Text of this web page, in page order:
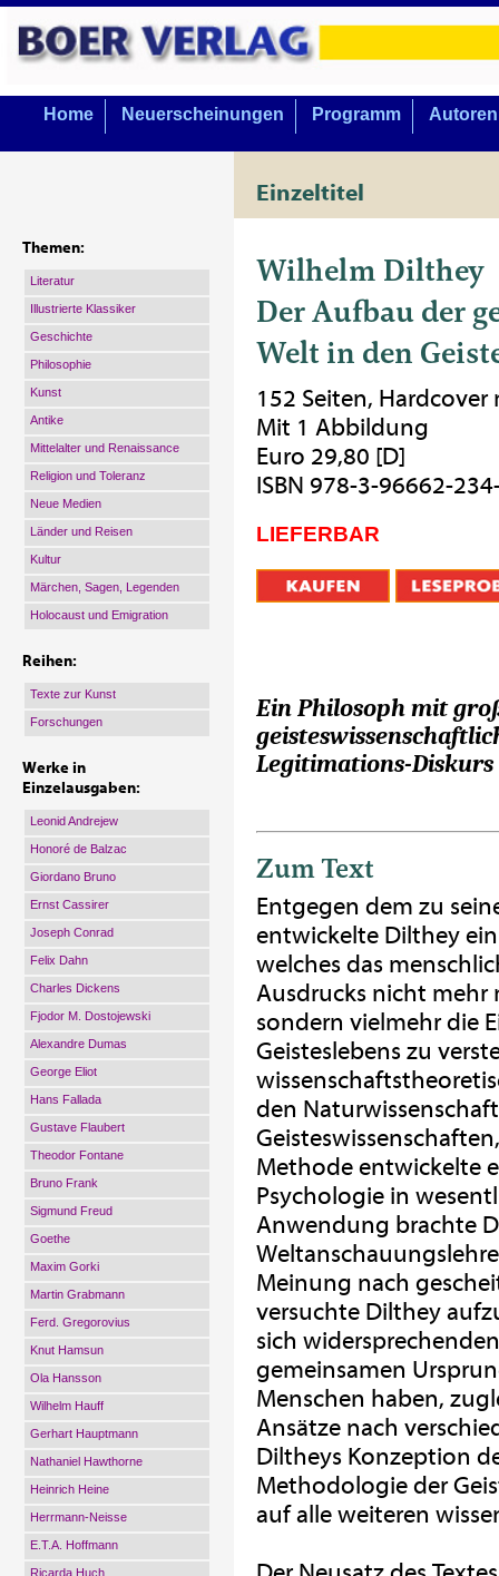
Home Neuerscheinungen Programm Autoren
Einzeltitel
Themen:
Literatur
Illustrierte Klassiker
Geschichte
Philosophie
Kunst
Antike
Mittelalter und Renaissance
Religion und Toleranz
Neue Medien
Länder und Reisen
Kultur
Märchen, Sagen, Legenden
Holocaust und Emigration
Reihen:
Texte zur Kunst
Forschungen
Werke in
Einzelausgaben:
Leonid Andrejew
Honoré de Balzac
Giordano Bruno
Ernst Cassirer
Joseph Conrad
Felix Dahn
Charles Dickens
Fjodor M. Dostojewski
Alexandre Dumas
George Eliot
Hans Fallada
Gustave Flaubert
Theodor Fontane
Bruno Frank
Sigmund Freud
Goethe
Maxim Gorki
Martin Grabmann
Ferd. Gregorovius
Knut Hamsun
Ola Hansson
Wilhelm Hauff
Gerhart Hauptmann
Nathaniel Hawthorne
Heinrich Heine
Herrmann-Neisse
E.T.A. Hoffmann
Ricarda Huch
Wilhelm Dilthey
Der Aufbau der
Welt in den
152 Seiten,
Mit 1 Abbildung
Euro 29,80 [D]
ISBN 978-3-96662-
LIEFERBAR
Ein Philosoph mit
Legitimations-Diskurs
Zum Text
Entgegen dem zu
entwickelte Dilthey
welches das
Ausdrucks nicht mehr
sondern vielmehr die
Geisteslebens zu
den
Methode entwickelte
Psychologie in
Anwendung brachte
Meinung nach
versuchte Dilthey
sich
gemeinsamen
Menschen haben,
Ansätze nach
Diltheys Konzeption
Methodologie der
auf alle weiteren